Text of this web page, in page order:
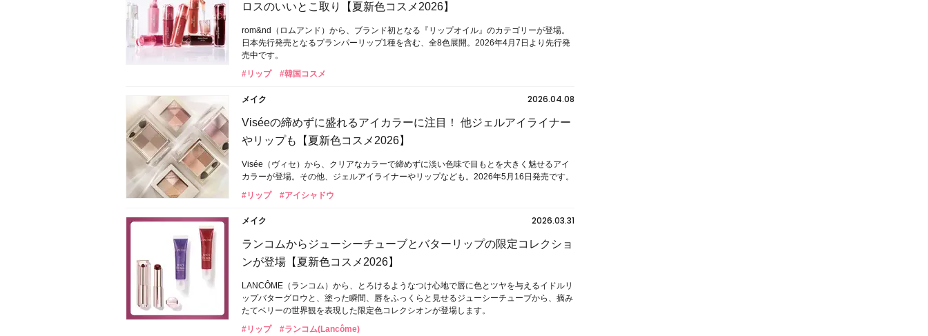
ロスのいいとこ取り【夏新色コスメ2026】
rom&nd（ロムアンド）から、ブランド初となる『リップオイル』のカテゴリーが登場。
日本先行発売となるプランパーリップ1種を含む、全8色展開。2026年4月7日より先行発
売中です。
#リップ
#韓国コスメ
メイク
2026.04.08
Viséeの締めずに盛れるアイカラーに注目！ 他ジェルアイライナー
やリップも【夏新色コスメ2026】
Visée（ヴィセ）から、クリアなカラーで締めずに淡い色味で目もとを大きく魅せるアイ
カラーが登場。その他、ジェルアイライナーやリップなども。2026年5月16日発売です。
#リップ
#アイシャドウ
メイク
2026.03.31
ランコムからジューシーチューブとバターリップの限定コレクショ
ンが登場【夏新色コスメ2026】
LANCÔME（ランコム）から、とろけるようなつけ心地で唇に色とツヤを与えるイドルリ
ップバターグロウと、塗った瞬間、唇をふっくらと見せるジューシーチューブから、摘み
たてベリーの世界観を表現した限定色コレクシオンが登場します。
#リップ
#ランコム(Lancôme)